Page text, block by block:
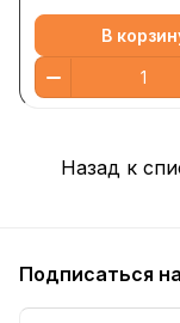
В
Назад к
Подписаться